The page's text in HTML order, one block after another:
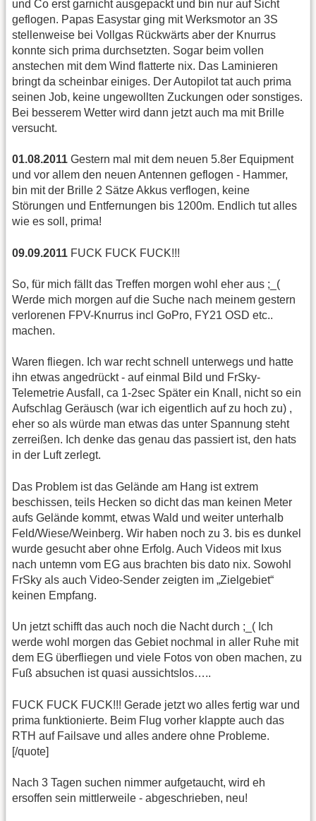
und Co erst garnicht ausgepackt und bin nur auf Sicht
geflogen. Papas Easystar ging mit Werksmotor an 3S
stellenweise bei Vollgas Rückwärts aber der Knurrus
konnte sich prima durchsetzten. Sogar beim vollen
anstechen mit dem Wind flatterte nix. Das Laminieren
bringt da scheinbar einiges. Der Autopilot tat auch prima
seinen Job, keine ungewollten Zuckungen oder sonstiges.
Bei besserem Wetter wird dann jetzt auch ma mit Brille
versucht.
01.08.2011 Gestern mal mit dem neuen 5.8er Equipment
und vor allem den neuen Antennen geflogen - Hammer,
bin mit der Brille 2 Sätze Akkus verflogen, keine
Störungen und Entfernungen bis 1200m. Endlich tut alles
wie es soll, prima!
09.09.2011 FUCK FUCK FUCK!!!
So, für mich fällt das Treffen morgen wohl eher aus ;_(
Werde mich morgen auf die Suche nach meinem gestern
verlorenen FPV-Knurrus incl GoPro, FY21 OSD etc..
machen.
Waren fliegen. Ich war recht schnell unterwegs und hatte
ihn etwas angedrückt - auf einmal Bild und FrSky-
Telemetrie Ausfall, ca 1-2sec Später ein Knall, nicht so ein
Aufschlag Geräusch (war ich eigentlich auf zu hoch zu) ,
eher so als würde man etwas das unter Spannung steht
zerreißen. Ich denke das genau das passiert ist, den hats
in der Luft zerlegt.
Das Problem ist das Gelände am Hang ist extrem
beschissen, teils Hecken so dicht das man keinen Meter
aufs Gelände kommt, etwas Wald und weiter unterhalb
Feld/Wiese/Weinberg. Wir haben noch zu 3. bis es dunkel
wurde gesucht aber ohne Erfolg. Auch Videos mit Ixus
nach untemn vom EG aus brachten bis dato nix. Sowohl
FrSky als auch Video-Sender zeigten im „Zielgebiet“
keinen Empfang.
Un jetzt schifft das auch noch die Nacht durch ;_( Ich
werde wohl morgen das Gebiet nochmal in aller Ruhe mit
dem EG überfliegen und viele Fotos von oben machen, zu
Fuß absuchen ist quasi aussichtslos…..
FUCK FUCK FUCK!!! Gerade jetzt wo alles fertig war und
prima funktionierte. Beim Flug vorher klappte auch das
RTH auf Failsave und alles andere ohne Probleme.
[/quote]
Nach 3 Tagen suchen nimmer aufgetaucht, wird eh
ersoffen sein mittlerweile - abgeschrieben, neu!